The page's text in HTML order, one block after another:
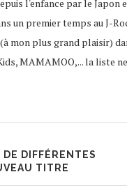
l'enfance par le
un premier temps au J-
mon plus grand plaisir)
MAMAMOO,... la liste
DIFFÉRENTES
TITRE